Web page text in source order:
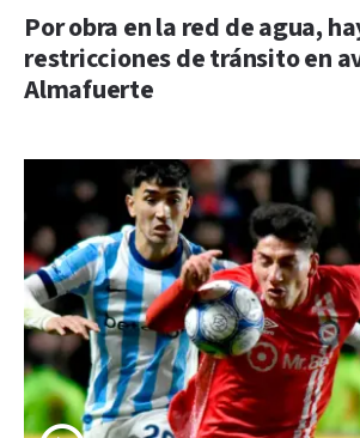
Por obra en la red de agua,
restricciones de tránsito en
Almafuerte